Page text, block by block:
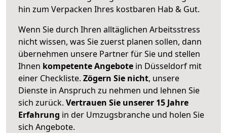
hin zum Verpacken Ihres kostbaren Hab & Gut.
Wenn Sie durch Ihren alltäglichen Arbeitsstress
nicht wissen, was Sie zuerst planen sollen, dann
übernehmen unsere Partner für Sie und stellen
Ihnen kompetente Angebote in Düsseldorf mit
einer Checkliste. Zögern Sie nicht, unsere
Dienste in Anspruch zu nehmen und lehnen Sie
sich zurück. Vertrauen Sie unserer 15 Jahre
Erfahrung in der Umzugsbranche und holen Sie
sich Angebote.